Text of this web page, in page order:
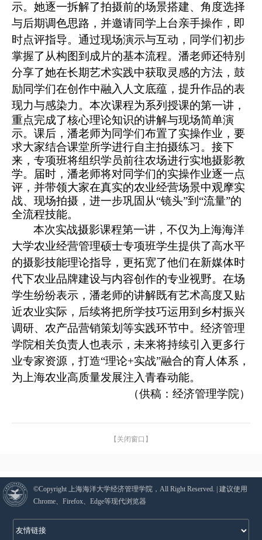
示。她逐一拆解了拍摄前的场景搭建、角度选择
与后期调色思路，并邀请同学上台亲手操作，即
时点评指导。通过现场演示与互动，同学们初步
掌握了从构图到成片的基本流程。潘老师还特别
分享了她在长期艺术实践中获取灵感的方法，鼓
励同学们在创作中融入人文底蕴，提升作品的表
现力与感染力。 本次课程为系列授课的第一讲，
重点完成了核心理论知识的讲解与现场简单演
示。课后，潘老师为同学们布置了实操作业，要
求大家结合课堂所学进行自主拍摄练习。接下
来，专项班将组织学员前往农场进行实地摄影教
学。届时，潘老师将对同学们的实操作业逐一点
评，并带领大家在真实的农业经营场景中观摩实
战、现场拍摄，进一步巩固从“镜头”到 “流量”的
全流程技能。
本次实战摄影课程第一讲，不仅为上海海洋
大学农业经营管理硕士专项班学生提供了高水平
的摄影技能理论指导，更拓宽了他们在新媒体时
代下农业品牌建设与内容创作的专业视野。在场
学生纷纷表示，潘老师的讲解既有艺术高度又贴
近农业实际，后续将把所学技巧运用到乡村振兴
调研、农产品营销策划等实践环节中。经济管理
学院相关负责人也表示，未来将持续引入更多行
业专家资源，打造“理论+实战”融合的育人体系，
为上海农业高质量发展注入青春动能。
（供稿：经济管理学院）
【关闭窗口】
©Copyright 上海海洋大学经济管理学院，All Right Reserved. | 建议使用
Chrome、Firefox、Edge等现代浏览器